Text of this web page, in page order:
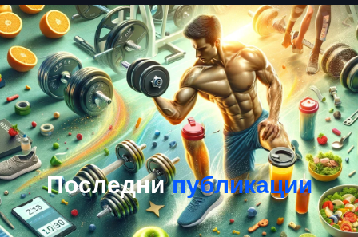
Последнипубликации